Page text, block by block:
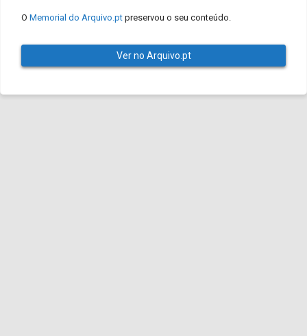
O Memorial do Arquivo.pt preservou o seu conteúdo.
Ver no Arquivo.pt